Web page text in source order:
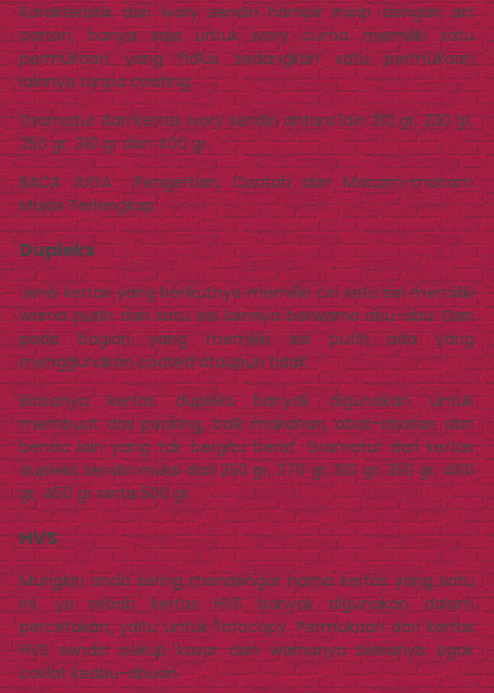
Karakteristik dari ivory sendiri hampir mirip dengan art
carton, hanya saja untuk ivory cuma memiliki satu
permukaan yang halus sedangkan satu permukaan
lainnya tanpa coating.
Gramatur dari kertas ivory sendiri antara lain 210 gr, 230 gr,
250 gr, 310 gr dan 400 gr.
BACA JUGA
Pengertian, Contoh dan Macam-macam
Majas Terlengkap
Dupleks
Jenis kertas yang berikutnya memiliki ciri satu sisi memiliki
warna putih dan satu sisi lainnya berwarna abu-abu. Dan
pada bagian yang memiliki sisi putih ada yang
menggunakan coated ataupun tidak.
Biasanya kertas dupleks banyak digunakan untuk
membuat dos packing, baik makanan, obat-obatan dan
benda lain yang tak bergitu berat. Gramatur dari kertas
dupleks sendiri mulai dari 250 gr, 270 gr, 310 gr, 350 gr, 400
gr, 450 gr serta 500 gr.
HVS
Mungkin anda sering mendengar nama kertas yang satu
ini, ya sebab kertas HVS banyak digunakan dalam
percetakan, yaitu untuk fotocopy. Permukaan dari kertas
HVS sendiri cukup kasar dan warnanya biasanya agak
coklat keabu-abuan.